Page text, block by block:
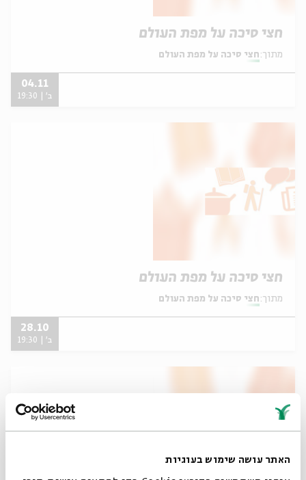
האתר עושה שימוש בעוגיות
חצי סיכה על מפת העולם
מתוך: חצי סיכה על מפת העולם
04.11
ב' | 19:30
חצי סיכה על מפת העולם
מתוך: חצי סיכה על מפת העולם
28.10
ב' | 19:30